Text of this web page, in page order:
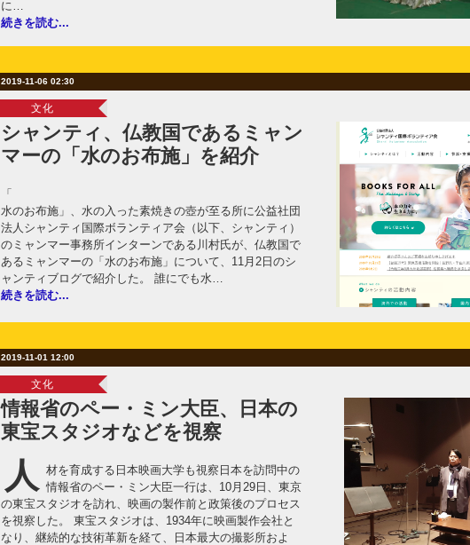
に…
続きを読む...
2019-11-06 02:30
文化
シャンティ、仏教国であるミャン
マーの「水のお布施」を紹介
「
水のお布施」、水の入った素焼きの壺が至る所に公益社団
法人シャンティ国際ボランティア会（以下、シャンティ）
のミャンマー事務所インターンである川村氏が、仏教国で
あるミャンマーの「水のお布施」について、11月2日のシ
ャンティブログで紹介した。 誰にでも水…
続きを読む...
2019-11-01 12:00
文化
情報省のペー・ミン大臣、日本の
東宝スタジオなどを視察
人
材を育成する日本映画大学も視察日本を訪問中の
情報省のペー・ミン大臣一行は、10月29日、東京
の東宝スタジオを訪れ、映画の製作前と政策後のプロセス
を視察した。 東宝スタジオは、1934年に映画製作会社と
なり、継続的な技術革新を経て、日本最大の撮影所およ